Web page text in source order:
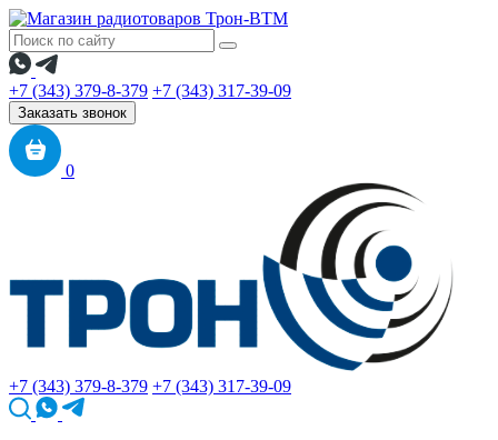
+7 (343) 379-8-379 +7 (343) 317-39-09
Заказать звонок
0
+7 (343) 379-8-379 +7 (343) 317-39-09